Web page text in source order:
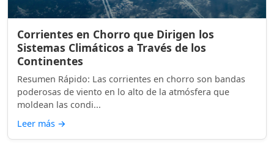
Corrientes en Chorro que Dirigen los
Sistemas Climáticos a Través de los
Continentes
Resumen Rápido: Las corrientes en chorro son bandas
poderosas de viento en lo alto de la atmósfera que
moldean las condi...
Leer más →